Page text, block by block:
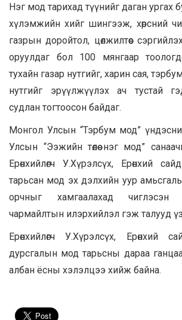
Нэг мод тарихад түүнийг даган ургах
хүлэмжийн хийг шингээж, хөрсний
газрын доройтол, цөлжилтөөс
оруулдаг бол 100 мянгаар
тухайн газар нутгийг, харин сая,
нутгийг эрүүлжүүлэх ач тустай
судлан тогтоосон байдаг.
Монгол Улсын “Тэрбум мод” үндэсний
Улсын “Ээжийн төлөө нэг мод”
Ерөнхийлөгч У.Хүрэлсүх, Ерөнхий
тарьсан мод эх дэлхийн уур амьсгалын
орчныг хамгаалахад
чармайлтын илэрхийлэл гэж талууд
Ерөнхийлөгч У.Хүрэлсүх, Ерөнхий
дурсгалын мод тарьсны дараа
албан ёсны хэлэлцээ хийж байна.